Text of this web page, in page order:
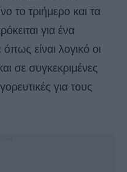
το τριήμερο και τα
για ένα
είναι λογικό οι
σε συγκεκριμένες
για τους